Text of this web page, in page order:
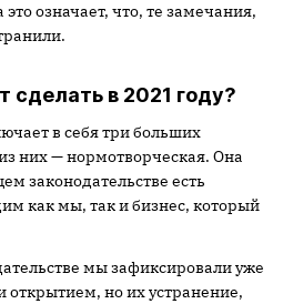
означает, что, те замечания,
в 2021 году?
в себя три больших
них — нормотворческая. Она
законодательстве есть
как мы, так и бизнес, который
мы зафиксировали уже
открытием, но их устранение,